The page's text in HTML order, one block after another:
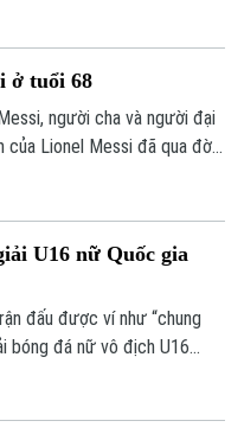
mảnh ghép quan trọng
của HLV Mikel Arteta.
ở tuổi 68
người cha và người đại
của Lionel Messi đã qua đời
viện ở Rosario, quê nhà
U16 nữ Quốc gia
đấu được ví như “chung
bóng đá nữ vô địch U16